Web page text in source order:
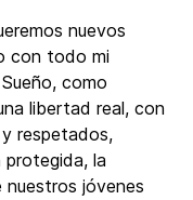
nuevos
con todo mi
como
libertad real, con
respetados,
la
nuestros jóvenes